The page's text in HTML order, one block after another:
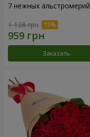
7 нежных альстромерий
1 128 грн
Заказать